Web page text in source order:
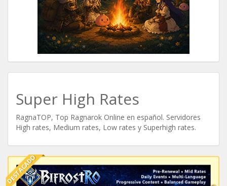
Super High Rates
RagnaTOP, Top Ragnarok Online en español. Servidores
High rates, Medium rates, Low rates y Superhigh rates.
DESTACADO